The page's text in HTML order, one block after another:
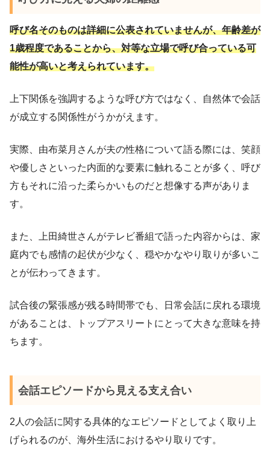
呼び名そのものは詳細に公表されていませんが、年齢差が
1歳程度であることから、対等な立場で呼び合っている可
能性が高いと考えられています。
上下関係を強調するような呼び方ではなく、自然体で会話
が成立する関係性がうかがえます。
実際、由布菜月さんが夫の性格について語る際には、笑顔
や優しさといった内面的な要素に触れることが多く、呼び
方もそれに沿った柔らかいものだと想像する声がありま
す。
また、上田綺世さんがテレビ番組で語った内容からは、家
庭内でも感情の起伏が少なく、穏やかなやり取りが多いこ
とが伝わってきます。
試合後の緊張感が残る時間帯でも、日常会話に戻れる環境
があることは、トップアスリートにとって大きな意味を持
ちます。
会話エピソードから見える支え合い
2人の会話に関する具体的なエピソードとしてよく取り上
げられるのが、海外生活におけるやり取りです。